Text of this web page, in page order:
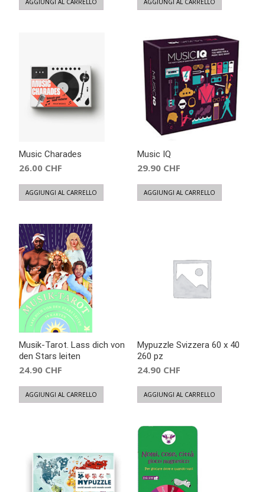
Music Charades
26.00 CHF
AGGIUNGI AL CARRELLO
Music IQ
29.90 CHF
AGGIUNGI AL CARRELLO
Musik-Tarot. Lass dich von
den Stars leiten
24.90 CHF
AGGIUNGI AL CARRELLO
Mypuzzle Svizzera 60 x 40
260 pz
24.90 CHF
AGGIUNGI AL CARRELLO